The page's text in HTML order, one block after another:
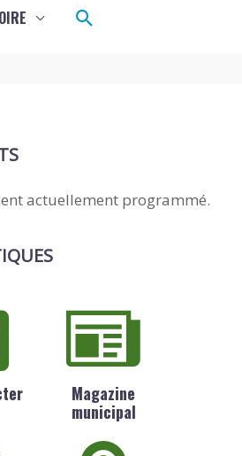
Rechercher
actuellement programmé.
Magazine
municipal